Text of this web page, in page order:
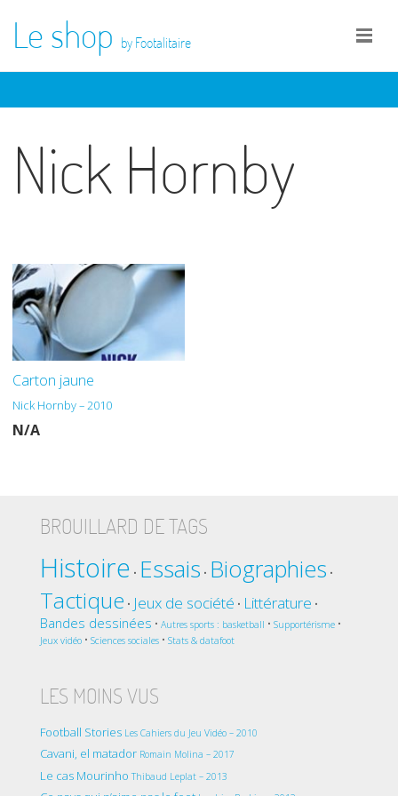
Le shop by Footalitaire
Nick Hornby
Carton jaune
Nick Hornby – 2010
N/A
BROUILLARD DE TAGS
Histoire • Essais • Biographies •
Tactique • Jeux de société • Littérature •
Bandes dessinées • Autres sports : basketball • Supportérisme•
Jeux vidéo• Sciences sociales• Stats & datafoot
LES MOINS VUS
Football Stories Les Cahiers du Jeu Vidéo – 2010
Cavani, el matador Romain Molina – 2017
Le cas Mourinho Thibaud Leplat – 2013